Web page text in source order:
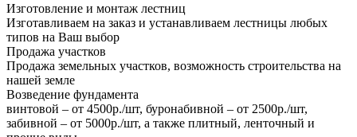
Изготовление и монтаж лестниц
Изготавливаем на заказ и устанавливаем лестницы любых
типов на Ваш выбор
Продажа участков
Продажа земельных участков, возможность строительства на
нашей земле
Возведение фундамента
винтовой – от 4500р./шт, буронабивной – от 2500р./шт,
забивной – от 5000р./шт, а также плитный, ленточный и